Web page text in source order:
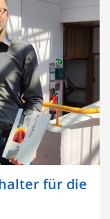
für die